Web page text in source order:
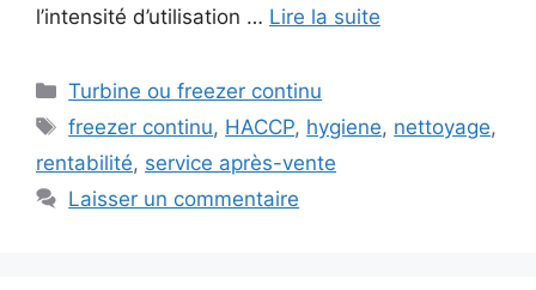
l’intensité d’utilisation … Lire la suite
Catégories
Turbine ou freezer continu
Étiquettes
freezer continu, HACCP, hygiene, nettoyage,
rentabilité, service après-vente
Laisser un commentaire